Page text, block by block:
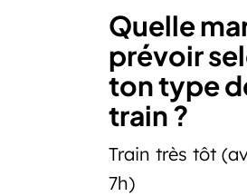
Quelle
prévoir
ton type
train ?
Train très tôt
7h)